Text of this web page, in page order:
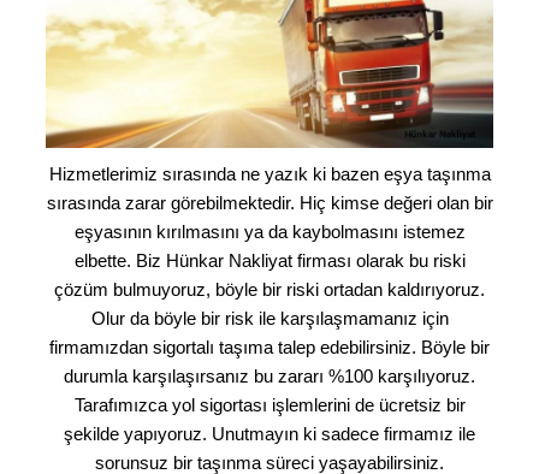
Hizmetlerimiz sırasında ne yazık ki bazen eşya taşınma
sırasında zarar görebilmektedir. Hiç kimse değeri olan bir
eşyasının kırılmasını ya da kaybolmasını istemez
elbette. Biz Hünkar Nakliyat firması olarak bu riski
çözüm bulmuyoruz, böyle bir riski ortadan kaldırıyoruz.
Olur da böyle bir risk ile karşılaşmamanız için
firmamızdan sigortalı taşıma talep edebilirsiniz. Böyle bir
durumla karşılaşırsanız bu zararı %100 karşılıyoruz.
Tarafımızca yol sigortası işlemlerini de ücretsiz bir
şekilde yapıyoruz. Unutmayın ki sadece firmamız ile
sorunsuz bir taşınma süreci yaşayabilirsiniz.